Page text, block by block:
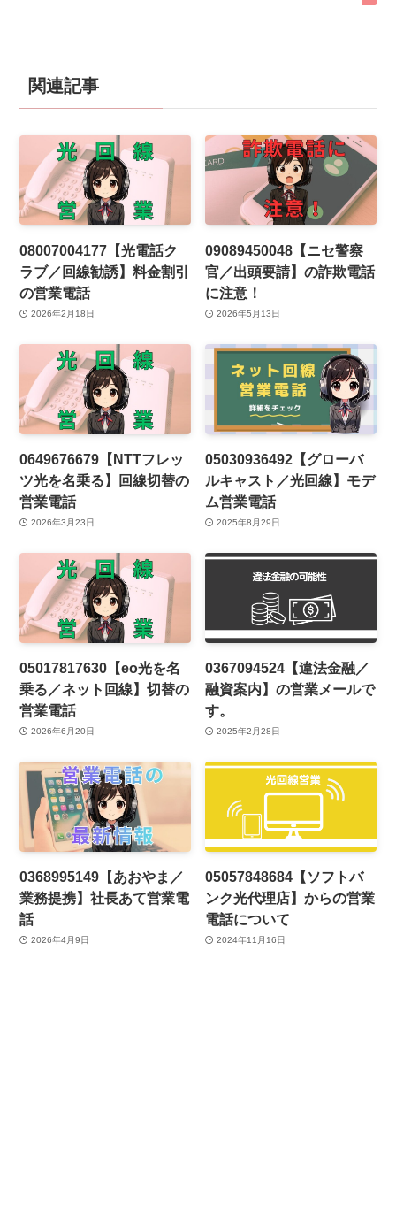
関連記事
08007004177【光電話ク
ラブ／回線勧誘】料金割引
の営業電話
2026年2月18日
09089450048【ニセ警察
官／出頭要請】の詐欺電話
に注意！
2026年5月13日
0649676679【NTTフレッ
ツ光を名乗る】回線切替の
営業電話
2026年3月23日
05030936492【グローバ
ルキャスト／光回線】モデ
ム営業電話
2025年8月29日
05017817630【eo光を名
乗る／ネット回線】切替の
営業電話
2026年6月20日
0367094524【違法金融／
融資案内】の営業メールで
す。
2025年2月28日
0368995149【あおやま／
業務提携】社長あて営業電
話
2026年4月9日
05057848684【ソフトバ
ンク光代理店】からの営業
電話について
2024年11月16日